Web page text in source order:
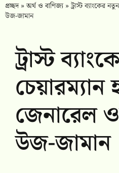
প্রচ্ছদ»অর্থ ও বাণিজ্য»ট্রাস্ট ব্যাংকের
উজ-জামান
ট্রাস্ট
জেনারেল
উজ-জামান